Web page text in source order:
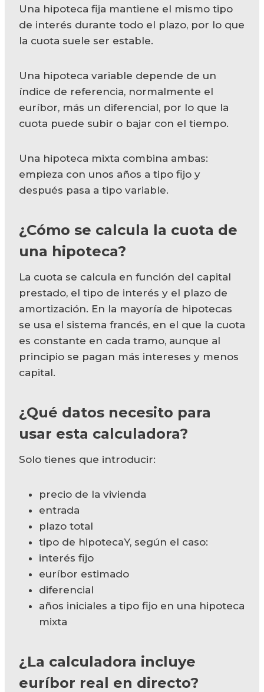
Una hipoteca fija mantiene el mismo tipo
de interés durante todo el plazo, por lo que
la cuota suele ser estable.
Una hipoteca variable depende de un
índice de referencia, normalmente el
euríbor, más un diferencial, por lo que la
cuota puede subir o bajar con el tiempo.
Una hipoteca mixta combina ambas:
empieza con unos años a tipo fijo y
después pasa a tipo variable.
¿Cómo se calcula la cuota de
una hipoteca?
La cuota se calcula en función del capital
prestado, el tipo de interés y el plazo de
amortización. En la mayoría de hipotecas
se usa el sistema francés, en el que la cuota
es constante en cada tramo, aunque al
principio se pagan más intereses y menos
capital.
¿Qué datos necesito para
usar esta calculadora?
Solo tienes que introducir:
precio de la vivienda
entrada
plazo total
tipo de hipotecaY, según el caso:
interés fijo
euríbor estimado
diferencial
años iniciales a tipo fijo en una hipoteca
mixta
¿La calculadora incluye
euríbor real en directo?